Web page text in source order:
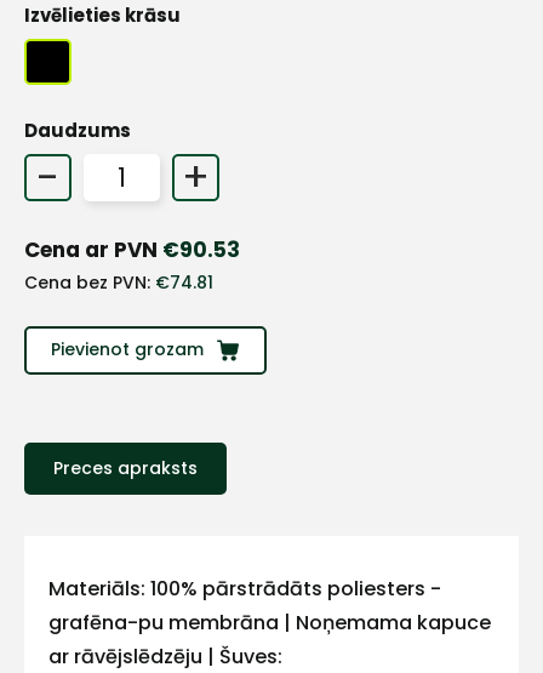
Izvēlieties krāsu
Daudzums
- +
Cena ar PVN €90.53
Cena bez PVN: €74.81
Pievienot grozam
Preces apraksts
Materiāls: 100% pārstrādāts poliesters -
grafēna-pu membrāna | Noņemama kapuce
ar rāvējslēdzēju | Šuves:
Sazinies
ar